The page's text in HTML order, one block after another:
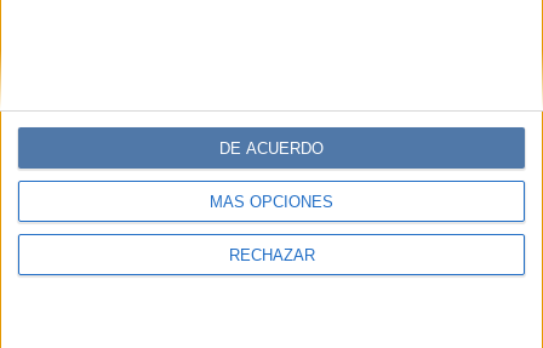
MÁS OPCIONES
RECHAZAR
DE ACUERDO